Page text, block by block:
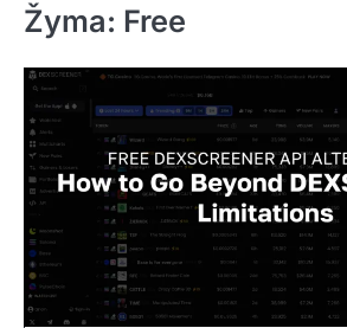
Žyma: Free